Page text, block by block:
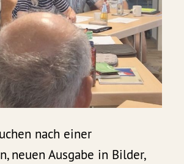
nach einer
neuen Ausgabe in Bilder,